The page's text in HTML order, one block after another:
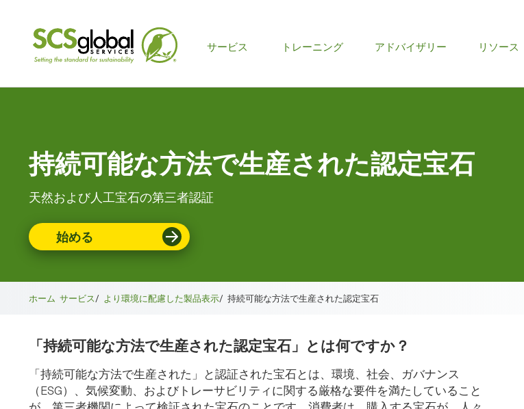
サービス
メ
ニ
トレーニング アドバイザリー リソース
持続可能な方法で生産された認定宝石
天然および人工宝石の第三者認証
始める
ホーム サービス/ より環境に配慮した製品表示/ 持続可能な方法で生産された認定宝石
「持続可能な方法で生産された認定宝石」とは何ですか？
「持続可能な方法で生産された」と認証された宝石とは、環境、社会、ガバナンス
（ESG）、気候変動、およびトレーサビリティに関する厳格な要件を満たしていること